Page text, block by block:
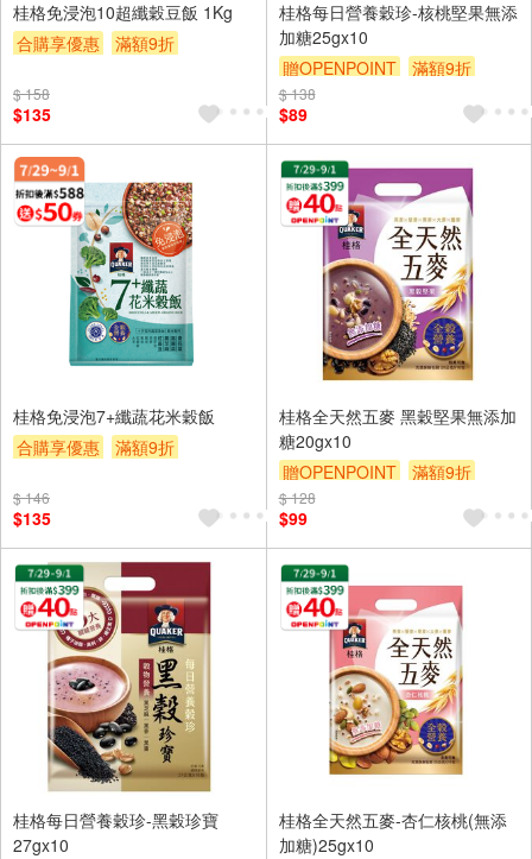
桂格免浸泡10超纖穀豆飯 1Kg
合購享優惠
滿額9折
$ 158
$135
桂格每日營養穀珍-核桃堅果無添
加糖25gx10
贈OPENPOINT
滿額9折
贈$200
$ 138
$89
桂格免浸泡7+纖蔬花米穀飯
合購享優惠
滿額9折
$ 146
$135
桂格全天然五麥 黑穀堅果無添加
糖20gx10
贈OPENPOINT
滿額9折
贈$200
$ 128
$99
桂格每日營養穀珍-黑穀珍寶
27gx10
桂格全天然五麥-杏仁核桃(無添
加糖)25gx10